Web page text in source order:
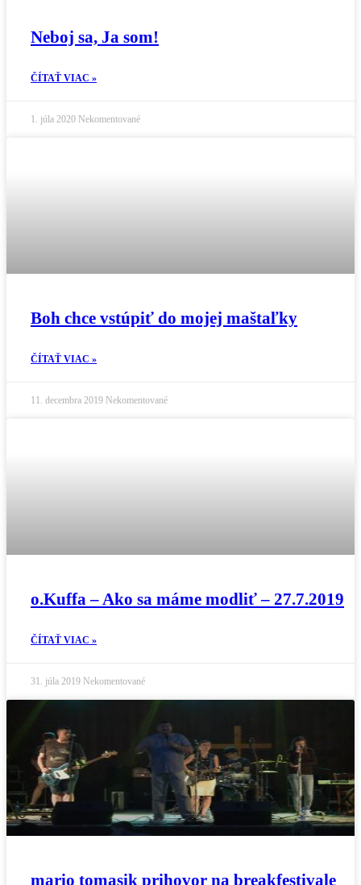
Neboj sa, Ja som!
ČÍTAŤ VIAC »
1. júla 2020 Nekomentované
Boh chce vstúpiť do mojej maštaľky
ČÍTAŤ VIAC »
11. decembra 2019 Nekomentované
o.Kuffa – Ako sa máme modliť – 27.7.2019
ČÍTAŤ VIAC »
31. júla 2019 Nekomentované
mario tomasik prihovor na breakfestivale